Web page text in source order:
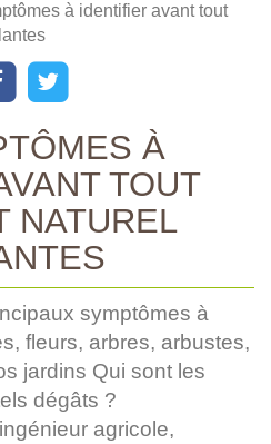
à identifier avant tout
À
TOUT
NATUREL
symptômes à
fleurs, arbres, arbustes,
jardins Qui sont les
dégâts ?
agricole,